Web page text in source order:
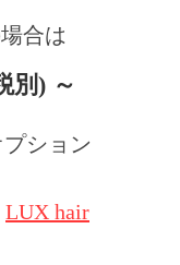
合は
別) ～
ション
LUX hair